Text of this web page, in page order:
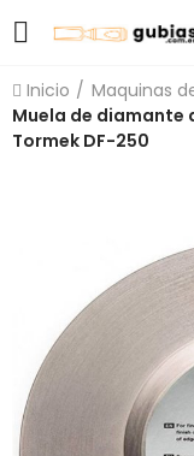
Inicio
Maquinas
Muela de diamante
Tormek DF-250